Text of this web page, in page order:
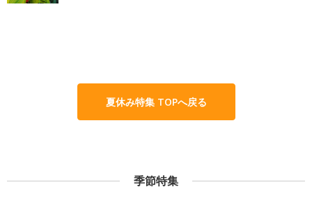
夏休み特集 TOPへ戻る
季節特集